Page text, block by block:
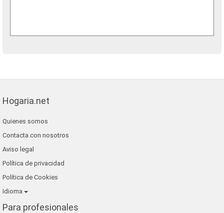
Hogaria.net
Quienes somos
Contacta con nosotros
Aviso legal
Política de privacidad
Política de Cookies
Idioma
Para profesionales